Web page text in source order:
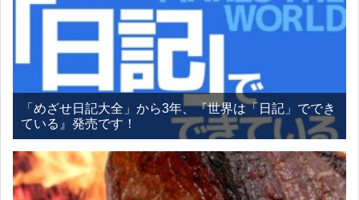
「めざせ日記大全」から3年、『世界は「日記」ででき
ている』発売です！